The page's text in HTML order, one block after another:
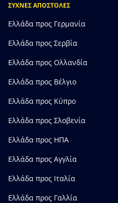
ΣΥΧΝΕΣ ΑΠΟΣΤΟΛΕΣ
Ελλάδα προς Γερμανία
Ελλάδα προς Σερβία
Ελλάδα προς Ολλανδία
Ελλάδα προς Bέλγιο
Ελλάδα προς Κύπρο
Ελλάδα προς Σλοβενία
Ελλάδα προς ΗΠΑ
Ελλάδα προς Αγγλία
Ελλάδα προς Ιταλία
Ελλάδα προς Γαλλία